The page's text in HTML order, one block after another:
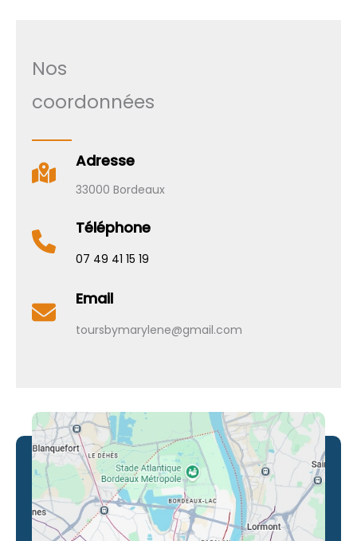
Nos
coordonnées
Adresse
33000 Bordeaux
Téléphone
07 49 41 15 19
Email
toursbymarylene@gmail.com